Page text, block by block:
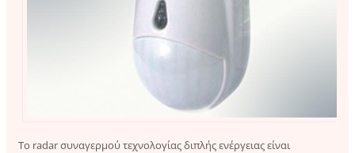
Το radar συναγερμού τεχνολογίας διπλής ενέργειας είναι